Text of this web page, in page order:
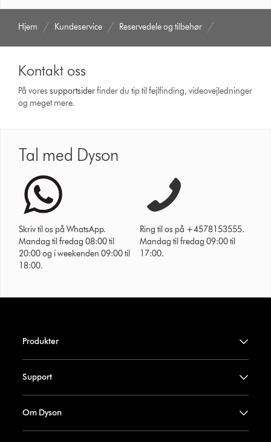
Hjem Kundeservice Reservedele og tilbehør
Kontakt oss
På voressupport­siderfinder du tip til fejlfinding, video­vejledninger
og meget mere.
Tal med Dyson
Skriv til os på WhatsApp.
Mandag til fredag 08:00 til
20:00 og i weekenden 09:00 til
18:00.
Ring til os på +4578153555.
Mandag til fredag 09:00 til
17:00.
Produkter
Support
Om Dyson